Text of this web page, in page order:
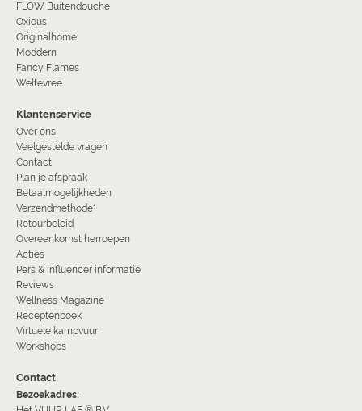
FLOW Buitendouche
Oxious
Originalhome
Moddern
Fancy Flames
Weltevree
Klantenservice
Over ons
Veelgestelde vragen
Contact
Plan je afspraak
Betaalmogelijkheden
Verzendmethode*
Retourbeleid
Overeenkomst herroepen
Acties
Pers & influencer informatie
Reviews
Wellness Magazine
Receptenboek
Virtuele kampvuur
Workshops
Contact
Bezoekadres: